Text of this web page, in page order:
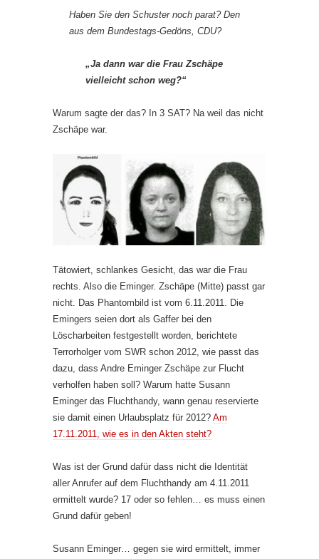
Haben Sie den Schuster noch parat? Den
aus dem Bundestags-Gedöns, CDU?
„Ja dann war die Frau Zschäpe
vielleicht schon weg?“
Warum sagte der das? In 3 SAT? Na weil das nicht
Zschäpe war.
Tätowiert, schlankes Gesicht, das war die Frau
rechts. Also die Eminger. Zschäpe (Mitte) passt gar
nicht. Das Phantombild ist vom 6.11.2011. Die
Emingers seien dort als Gaffer bei den
Löscharbeiten festgestellt worden, berichtete
Terrorholger vom SWR schon 2012, wie passt das
dazu, dass Andre Eminger Zschäpe zur Flucht
verholfen haben soll? Warum hatte Susann
Eminger das Fluchthandy, wann genau reservierte
sie damit einen Urlaubsplatz für 2012? Am
17.11.2011, wie es in den Akten steht?
Was ist der Grund dafür dass nicht die Identität
aller Anrufer auf dem Fluchthandy am 4.11.2011
ermittelt wurde? 17 oder so fehlen… es muss einen
Grund dafür geben!
Susann Eminger… gegen sie wird ermittelt, immer